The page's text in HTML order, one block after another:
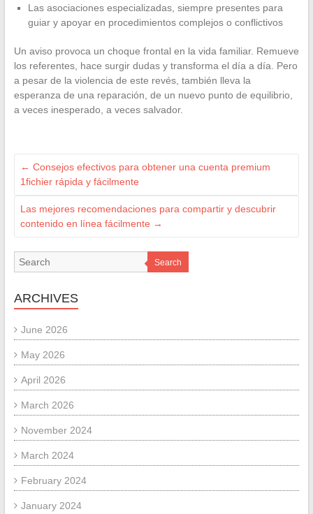
Las asociaciones especializadas, siempre presentes para
guiar y apoyar en procedimientos complejos o conflictivos
Un aviso provoca un choque frontal en la vida familiar. Remueve
los referentes, hace surgir dudas y transforma el día a día. Pero
a pesar de la violencia de este revés, también lleva la
esperanza de una reparación, de un nuevo punto de equilibrio,
a veces inesperado, a veces salvador.
← Consejos efectivos para obtener una cuenta premium
1fichier rápida y fácilmente
Las mejores recomendaciones para compartir y descubrir
contenido en línea fácilmente →
Search
ARCHIVES
June 2026
May 2026
April 2026
March 2026
November 2024
March 2024
February 2024
January 2024